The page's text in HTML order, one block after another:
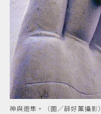
神與遊隼。（圖／薛好薰攝影）